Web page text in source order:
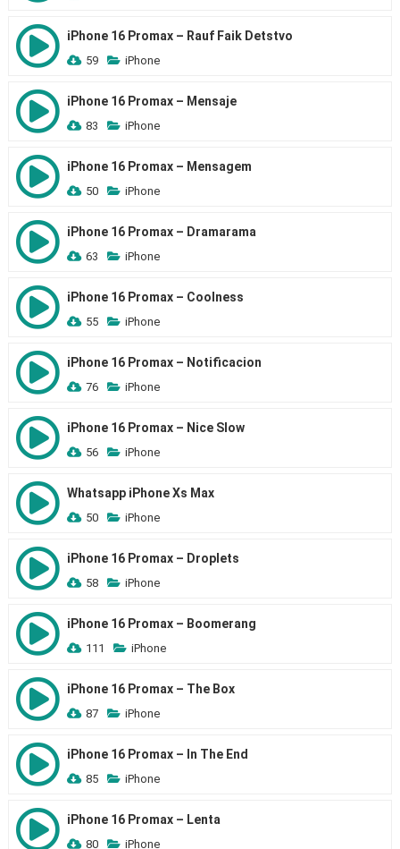
iPhone 16 Promax – Rauf Faik Detstvo
59 iPhone
iPhone 16 Promax – Mensaje
83 iPhone
iPhone 16 Promax – Mensagem
50 iPhone
iPhone 16 Promax – Dramarama
63 iPhone
iPhone 16 Promax – Coolness
55 iPhone
iPhone 16 Promax – Notificacion
76 iPhone
iPhone 16 Promax – Nice Slow
56 iPhone
Whatsapp iPhone Xs Max
50 iPhone
iPhone 16 Promax – Droplets
58 iPhone
iPhone 16 Promax – Boomerang
111 iPhone
iPhone 16 Promax – The Box
87 iPhone
iPhone 16 Promax – In The End
85 iPhone
iPhone 16 Promax – Lenta
80 iPhone